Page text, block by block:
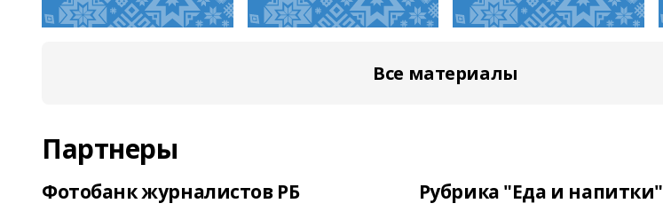
Все материалы
Партнеры
Фотобанк журналистов РБ Рубрика "Еда и напитки"